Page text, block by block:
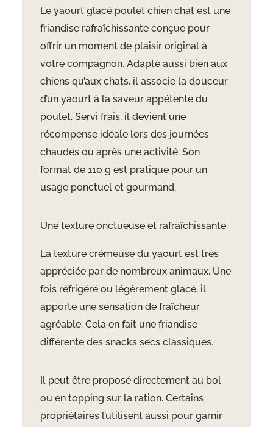
Le yaourt glacé poulet chien chat est une
friandise rafraîchissante conçue pour
offrir un moment de plaisir original à
votre compagnon. Adapté aussi bien aux
chiens qu’aux chats, il associe la douceur
d’un yaourt à la saveur appétente du
poulet. Servi frais, il devient une
récompense idéale lors des journées
chaudes ou après une activité. Son
format de 110 g est pratique pour un
usage ponctuel et gourmand.
Une texture onctueuse et rafraîchissante
La texture crémeuse du yaourt est très
appréciée par de nombreux animaux. Une
fois réfrigéré ou légèrement glacé, il
apporte une sensation de fraîcheur
agréable. Cela en fait une friandise
différente des snacks secs classiques.
Il peut être proposé directement au bol
ou en topping sur la ration. Certains
propriétaires l’utilisent aussi pour garnir